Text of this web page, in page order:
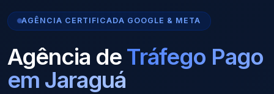
AGÊNCIA CERTIFICADA GOOGLE & META
Agência de Tráfego Pago
em Jaraguá